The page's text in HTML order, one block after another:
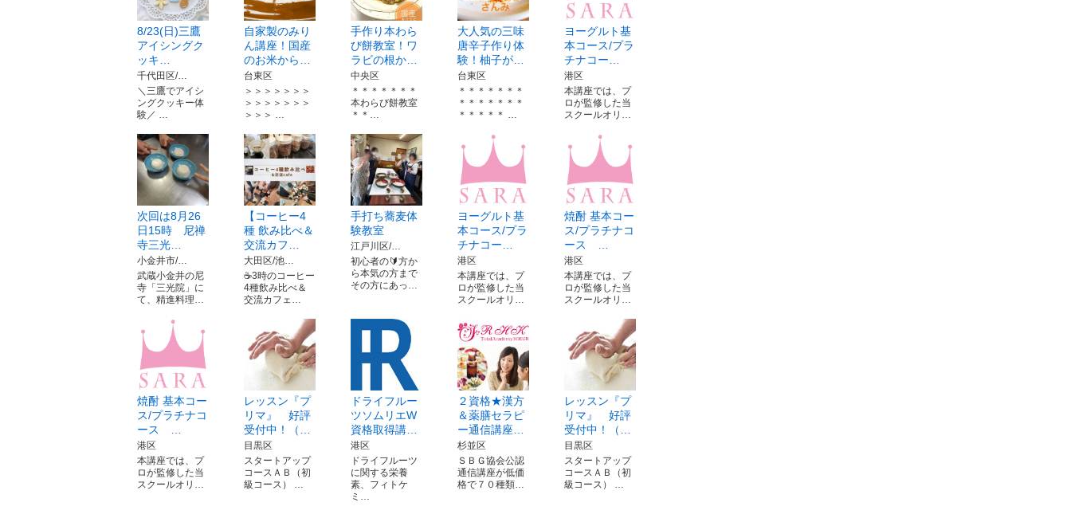
8/23(日)三鷹
アイシングク
ッキ…
千代田区/…
＼三鷹でアイシ
ングクッキー体
験／ …
自家製のみり
ん講座！国産
のお米から…
台東区
＞＞＞＞＞＞＞
＞＞＞＞＞＞＞
＞＞＞ …
手作り本わら
び餅教室！ワ
ラビの根か…
中央区
＊＊＊＊＊＊＊
本わらび餅教室
＊＊…
大人気の三味
唐辛子作り体
験！柚子が…
台東区
＊＊＊＊＊＊＊
＊＊＊＊＊＊＊
＊＊＊＊＊ …
ヨーグルト基
本コース/プラ
チナコー…
港区
本講座では、プ
ロが監修した当
スクールオリ…
次回は8月26
日15時 尼禅
寺三光…
小金井市/…
武蔵小金井の尼
寺「三光院」に
て、精進料理…
【コーヒー4
種 飲み比べ＆
交流カフ…
大田区/池…
☕3時のコーヒー
4種飲み比べ＆
交流カフェ…
手打ち蕎麦体
験教室
江戸川区/…
初心者の🔰方か
ら本気の方まで
その方にあっ…
ヨーグルト基
本コース/プラ
チナコー…
港区
本講座では、プ
ロが監修した当
スクールオリ…
焼酎 基本コー
ス/プラチナコ
ース …
港区
本講座では、プ
ロが監修した当
スクールオリ…
焼酎 基本コー
ス/プラチナコ
ース …
港区
本講座では、プ
ロが監修した当
スクールオリ…
レッスン『プ
リマ』 好評
受付中！（…
目黒区
スタートアップ
コースＡＢ（初
級コース） …
ドライフルー
ツソムリエW
資格取得講…
港区
ドライフルーツ
に関する栄養
素、フィトケ
ミ…
２資格★漢方
＆薬膳セラピ
ー通信講座…
杉並区
ＳＢＧ協会公認
通信講座が低価
格で７０種類…
レッスン『プ
リマ』 好評
受付中！（…
目黒区
スタートアップ
コースＡＢ（初
級コース） …